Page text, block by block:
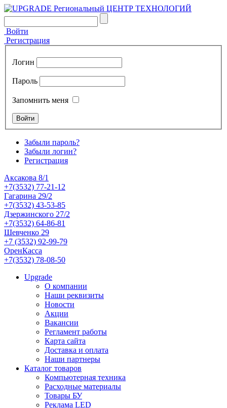
Войти
Регистрация
Логин
Пароль
Запомнить меня
Забыли пароль?
Забыли логин?
Регистрация
Аксакова 8/1
+7(3532) 77-21-12
Гагарина 29/2
+7(3532) 43-53-85
Дзержинского 27/2
+7(3532) 64-86-81
Шевченко 29
+7 (3532) 92-99-79
ОренКасса
+7(3532) 78-08-50
Upgrade
О компании
Наши реквизиты
Новости
Акции
Вакансии
Регламент работы
Карта сайта
Доставка и оплата
Наши партнеры
Каталог товаров
Компьютерная техника
Расходные материалы
Товары БУ
Реклама LED